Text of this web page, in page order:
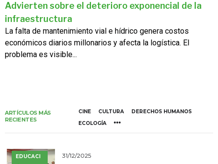
Advierten sobre el deterioro exponencial de la
infraestructura
La falta de mantenimiento vial e hídrico genera costos
económicos diarios millonarios y afecta la logística. El
problema es visible...
ARTÍCULOS MÁS
RECIENTES
CINE CULTURA
DERECHOS HUMANOS
ECOLOGÍA
EDUCACI
31/12/2025